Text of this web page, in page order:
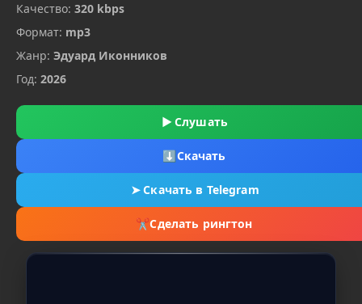
Качество: 320 kbps
Формат: mp3
Жанр: Эдуард Иконников
Год: 2026
▶ Слушать
⬇Скачать
➤Скачать в Telegram
✂Сделать рингтон